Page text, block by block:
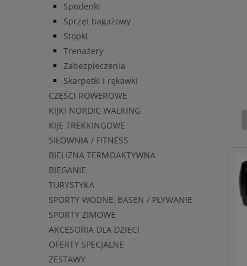
Spodenki
Sprzęt bagażowy
Stopki
Trenażery
Zabezpieczenia
Skarpetki i rękawki
CZĘŚCI ROWEROWE
KIJKI NORDIC WALKING
KIJE TREKKINGOWE
SIŁOWNIA / FITNESS
BIELIZNA TERMOAKTYWNA
BIEGANIE
TURYSTYKA
SPORTY WODNE, BASEN / PŁYWANIE
SPORTY ZIMOWE
AKCESORIA DLA DZIECI
OFERTY SPECJALNE
ZESTAWY